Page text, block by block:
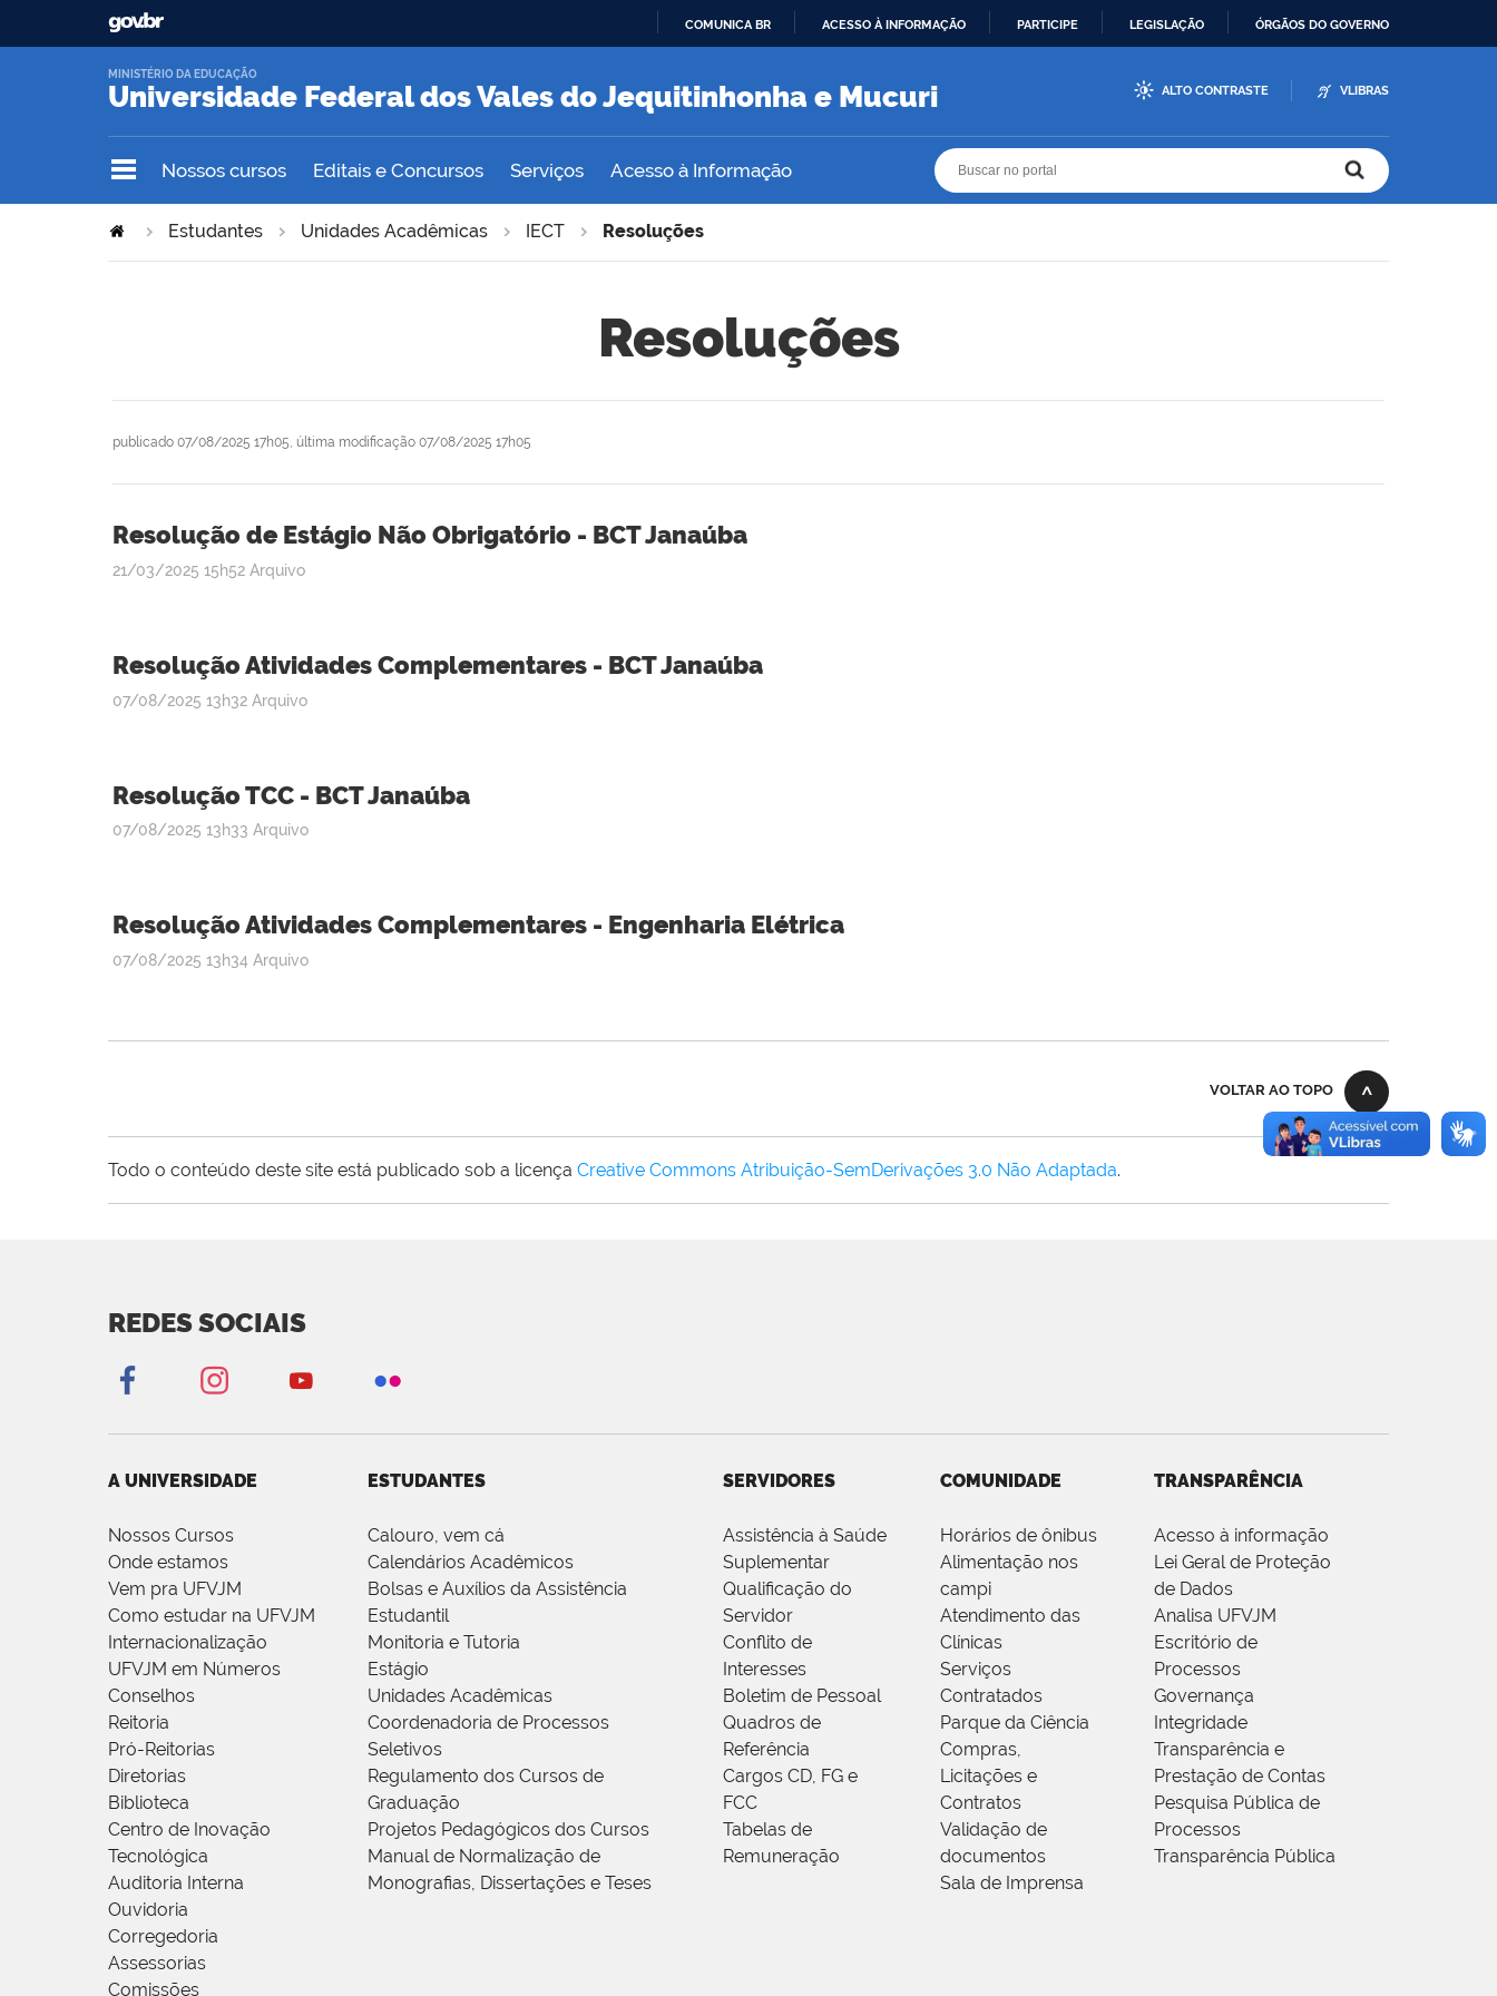
O
COMUNICA BR ACESSO À INFORMAÇÃO PARTICIPE LEGISLAÇÃO ÓRGÃOS DO GOVERNO
Universidade Federal dos Vales do Jequitinhonha e Mucuri
MINISTÉRIO DA EDUCAÇÃO
ALTO CONTRASTE VLIBRAS
Nossos cursos Editais e Concursos Serviços Acesso à Informação
Estudantes Unidades Acadêmicas IECT Resoluções
Resoluções
publicado 07/08/2025 17h05, última modificação 07/08/2025 17h05
Resolução de Estágio Não Obrigatório - BCT Janaúba
publicado
21/03/2025 15h52 Arquivo
Resolução Atividades Complementares - BCT Janaúba
publicado
07/08/2025 13h32 Arquivo
Resolução TCC - BCT Janaúba
publicado
07/08/2025 13h33 Arquivo
Resolução Atividades Complementares - Engenharia Elétrica
publicado
07/08/2025 13h34 Arquivo
VOLTAR AO TOPO
Todo o conteúdo deste site está publicado sob a licença Creative Commons Atribuição-SemDerivações 3.0 Não Adaptada.
REDES SOCIAIS
A UNIVERSIDADE
Nossos Cursos
Onde estamos
Vem pra UFVJM
Como estudar na UFVJM
Internacionalização
UFVJM em Números
Conselhos
Reitoria
Pró-Reitorias
Diretorias
Biblioteca
Centro de Inovação
Tecnológica
Auditoria Interna
Ouvidoria
Corregedoria
Assessorias
Comissões
ESTUDANTES
Calouro, vem cá
Calendários Acadêmicos
Bolsas e Auxílios da Assistência
Estudantil
Monitoria e Tutoria
Estágio
Unidades Acadêmicas
Coordenadoria de Processos
Seletivos
Regulamento dos Cursos de
Graduação
Projetos Pedagógicos dos Cursos
Manual de Normalização de
Monografias, Dissertações e Teses
SERVIDORES
Assistência à Saúde
Suplementar
Qualificação do
Servidor
Conflito de
Interesses
Boletim de Pessoal
Quadros de
Referência
Cargos CD, FG e
FCC
Tabelas de
Remuneração
COMUNIDADE
Horários de ônibus
Alimentação nos
campi
Atendimento das
Clínicas
Serviços
Contratados
Parque da Ciência
Compras,
Licitações e
Contratos
Validação de
documentos
Sala de Imprensa
TRANSPARÊNCIA
Acesso à informação
Lei Geral de Proteção
de Dados
Analisa UFVJM
Escritório de
Processos
Governança
Integridade
Transparência e
Prestação de Contas
Pesquisa Pública de
Processos
Transparência Pública